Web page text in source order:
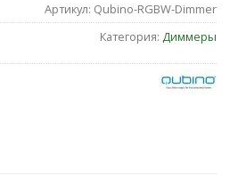
Артикул: Qubino-RGBW-Dimmer
Категория: Диммеры